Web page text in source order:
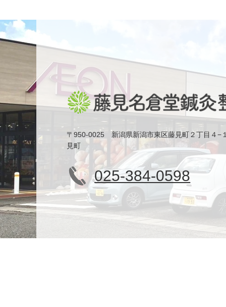
〒950-0025 新潟県新潟市東区藤見町２丁目４−
見町
025-384-0598